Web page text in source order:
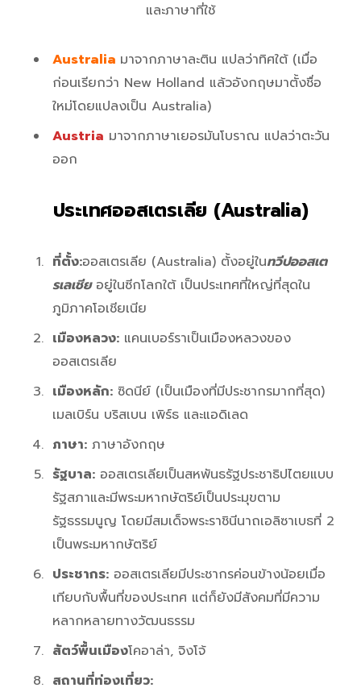
และภาษาที่ใช้
Australia มาจากภาษาละติน แปลว่าทิศใต้ (เมื่อ
ก่อนเรียกว่า New Holland แล้วอังกฤษมาตั้งชื่อ
ใหม่โดยแปลงเป็น Australia)
Austria มาจากภาษาเยอรมันโบราณ แปลว่าตะวัน
ออก
ประเทศออสเตรเลีย (Australia)
ที่ตั้ง:ออสเตรเลีย (Australia) ตั้งอยู่ในทวีปออสเต
รเลเชียอยู่ในซีกโลกใต้ เป็นประเทศที่ใหญ่ที่สุดใน
ภูมิภาคโอเชียเนีย
เมืองหลวง: แคนเบอร์ราเป็นเมืองหลวงของ
ออสเตรเลีย
เมืองหลัก: ซิดนีย์ (เป็นเมืองที่มีประชากรมากที่สุด)
เมลเบิร์น บริสเบน เพิร์ธ และแอดิเลด
ภาษา: ภาษาอังกฤษ
รัฐบาล: ออสเตรเลียเป็นสหพันธรัฐประชาธิปไตยแบบ
รัฐสภาและมีพระมหากษัตริย์เป็นประมุขตาม
รัฐธรรมนูญ โดยมีสมเด็จพระราชินีนาถเอลิซาเบธที่ 2
เป็นพระมหากษัตริย์
ประชากร: ออสเตรเลียมีประชากรค่อนข้างน้อยเมื่อ
เทียบกับพื้นที่ของประเทศ แต่ก็ยังมีสังคมที่มีความ
หลากหลายทางวัฒนธรรม
สัตว์พื้นเมืองโคอาล่า, จิงโจ้
สถานที่ท่องเที่ยว: